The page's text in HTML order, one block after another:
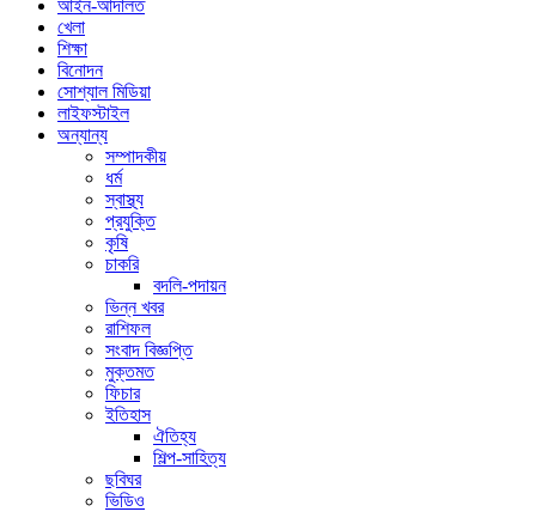
আইন-আদালত
খেলা
শিক্ষা
বিনোদন
সোশ্যাল মিডিয়া
লাইফস্টাইল
অন্যান্য
সম্পাদকীয়
ধর্ম
স্বাস্থ্য
প্রযুক্তি
কৃষি
চাকরি
বদলি-পদায়ন
ভিন্ন খবর
রাশিফল
সংবাদ বিজ্ঞপ্তি
মুক্তমত
ফিচার
ইতিহাস
ঐতিহ্য
শিল্প-সাহিত্য
ছবিঘর
ভিডিও